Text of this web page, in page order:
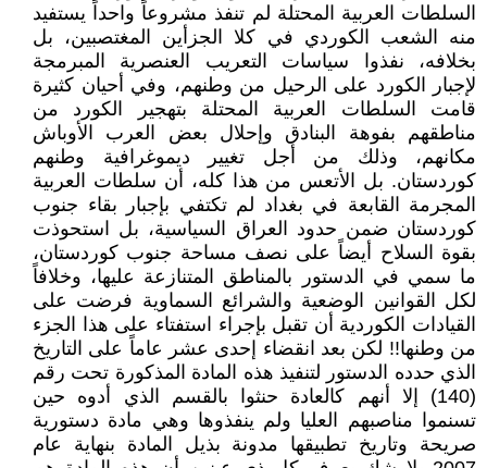
السلطات العربية المحتلة لم تنفذ مشروعاً واحداً يستفيد
منه الشعب الكوردي في كلا الجزأين المغتصبين، بل
بخلافه، نفذوا سياسات التعريب العنصرية المبرمجة
لإجبار الكورد على الرحيل من وطنهم، وفي أحيان كثيرة
قامت السلطات العربية المحتلة بتهجير الكورد من
مناطقهم بفوهة البنادق وإحلال بعض العرب الأوباش
مكانهم، وذلك من أجل تغيير ديموغرافية وطنهم
كوردستان. بل الأتعس من هذا كله، أن سلطات العربية
المجرمة القابعة في بغداد لم تكتفي بإجبار بقاء جنوب
كوردستان ضمن حدود العراق السياسية، بل استحوذت
بقوة السلاح أيضاً على نصف مساحة جنوب كوردستان،
ما سمي في الدستور بالمناطق المتنازعة عليها، وخلافاً
لكل القوانين الوضعية والشرائع السماوية فرضت على
القيادات الكوردية أن تقبل بإجراء استفتاء على هذا الجزء
من وطنها!! لكن بعد انقضاء إحدى عشر عاماً على التاريخ
الذي حدده الدستور لتنفيذ هذه المادة المذكورة تحت رقم
(140) إلا أنهم كالعادة حنثوا بالقسم الذي أدوه حين
تسنموا مناصبهم العليا ولم ينفذوها وهي مادة دستورية
صريحة وتاريخ تطبيقها مدونة بذيل المادة بنهاية عام